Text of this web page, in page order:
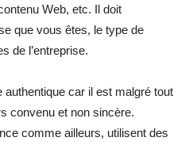
Web, etc. Il doit
que vous êtes, le type de
de l’entreprise.
authentique car il est malgré tout
convenu et non sincère.
comme ailleurs, utilisent des